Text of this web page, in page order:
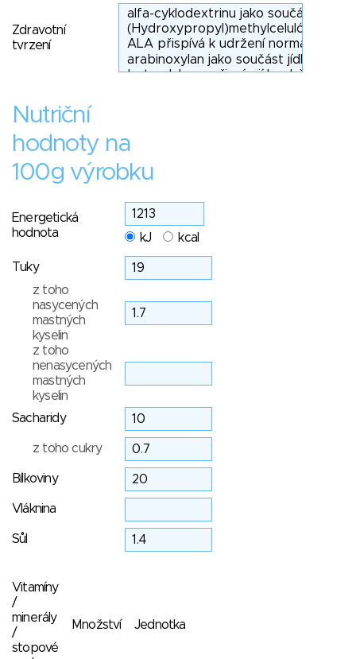
Zdravotní
tvrzení
Nutriční
hodnoty na
100g výrobku
Energetická
hodnota
kJ kcal
Tuky
z toho
nasycených
mastných
kyselin
z toho
nenasycených
mastných
kyselin
Sacharidy
z toho cukry
Bílkoviny
Vláknina
Sůl
Vitamíny
/
minerály
/
stopové
Množství Jednotka